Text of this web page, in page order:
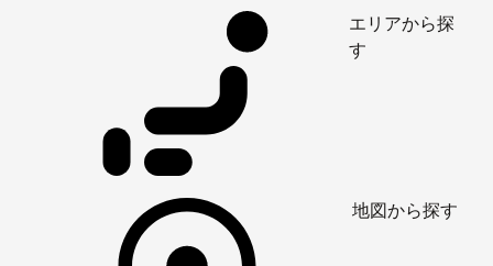
エリアから探
す
地図から探す